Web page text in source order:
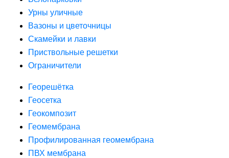
Урны уличные
Вазоны и цветочницы
Скамейки и лавки
Приствольные решетки
Ограничители
Георешётка
Геосетка
Геокомпозит
Геомембрана
Профилированная геомембрана
ПВХ мембрана